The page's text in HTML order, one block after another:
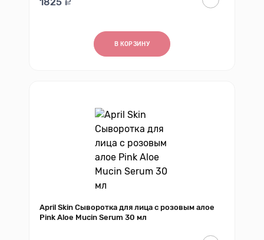
В КОРЗИНУ
April Skin Сыворотка для лица с розовым алое
Pink Aloe Mucin Serum 30 мл